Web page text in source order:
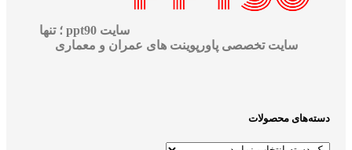
سایت ppt90 ؛ تنها
سایت تخصصی پاورپوینت های عمران و معماری
دسته‌های محصولات